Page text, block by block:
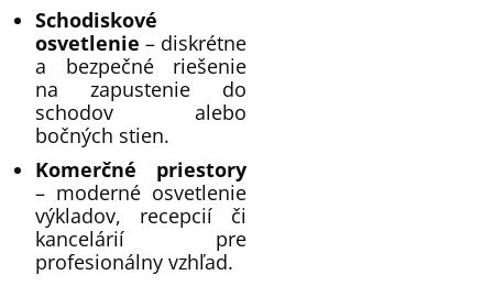
Schodiskové
osvetlenie – diskrétne
a bezpečné riešenie
na zapustenie do
schodov alebo
bočných stien.
Komerčné priestory
– moderné osvetlenie
výkladov, recepcií či
kancelárií pre
profesionálny vzhľad.